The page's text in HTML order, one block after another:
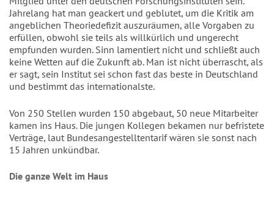
Jahrelang hat man geackert und geblutet, um die Kritik am
angeblichen Theoriedefizit auszuräumen, alle Vorgaben zu
erfüllen, obwohl sie teils als willkürlich und ungerecht
empfunden wurden. Sinn lamentiert nicht und schließt auch
keine Wetten auf die Zukunft ab. Man ist nicht überrascht, als
er sagt, sein Institut sei schon fast das beste in Deutschland
und bestimmt das internationalste.
Von 250 Stellen wurden 150 abgebaut, 50 neue Mitarbeiter
kamen ins Haus. Die jungen Kollegen bekamen nur befristete
Verträge, laut Bundesangestelltentarif wären sie sonst nach
15 Jahren unkündbar.
Die ganze Welt im Haus